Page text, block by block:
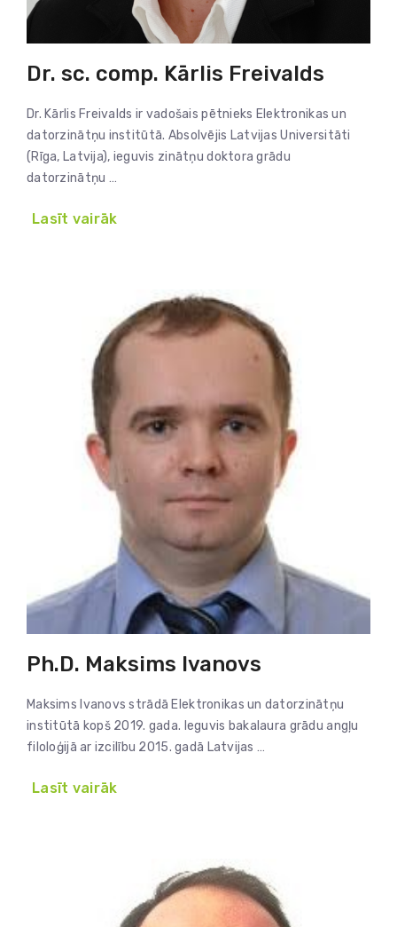
Dr. sc. comp. Kārlis Freivalds
Dr. Kārlis Freivalds ir vadošais pētnieks Elektronikas un
datorzinātņu institūtā. Absolvējis Latvijas Universitāti
(Rīga, Latvija), ieguvis zinātņu doktora grādu
datorzinātņu …
Lasīt vairāk
Ph.D. Maksims Ivanovs
Maksims Ivanovs strādā Elektronikas un datorzinātņu
institūtā kopš 2019. gada. Ieguvis bakalaura grādu angļu
filoloģijā ar izcilību 2015. gadā Latvijas …
Lasīt vairāk